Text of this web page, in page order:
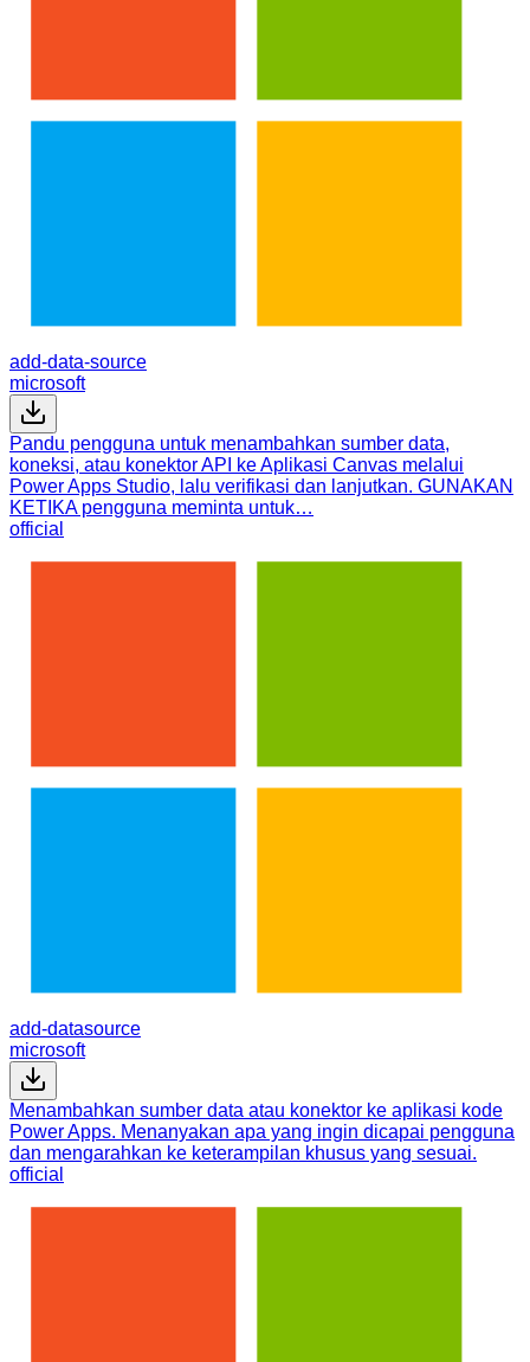
add-data-source
microsoft
Pandu pengguna untuk menambahkan sumber data,
koneksi, atau konektor API ke Aplikasi Canvas melalui
Power Apps Studio, lalu verifikasi dan lanjutkan. GUNAKAN
KETIKA pengguna meminta untuk…
official
add-datasource
microsoft
Menambahkan sumber data atau konektor ke aplikasi kode
Power Apps. Menanyakan apa yang ingin dicapai pengguna
dan mengarahkan ke keterampilan khusus yang sesuai.
official